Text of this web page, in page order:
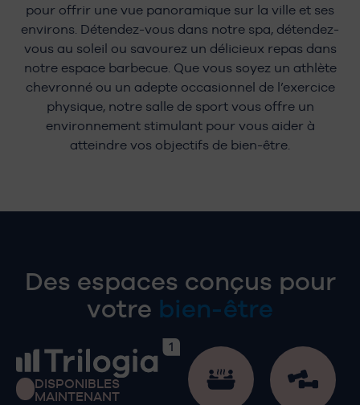
pour offrir une vue panoramique sur la ville et ses
environs. Détendez-vous dans notre spa, détendez-
vous au soleil ou savourez un délicieux repas dans
notre espace barbecue. Que vous soyez un athlète
chevronné ou un adepte occasionnel de l’exercice
physique, notre salle de sport vous offre un
environnement stimulant pour vous aider à
atteindre vos objectifs de bien-être.
Des espaces conçus pour
votre bien-être
DISPONIBLES
MAINTENANT